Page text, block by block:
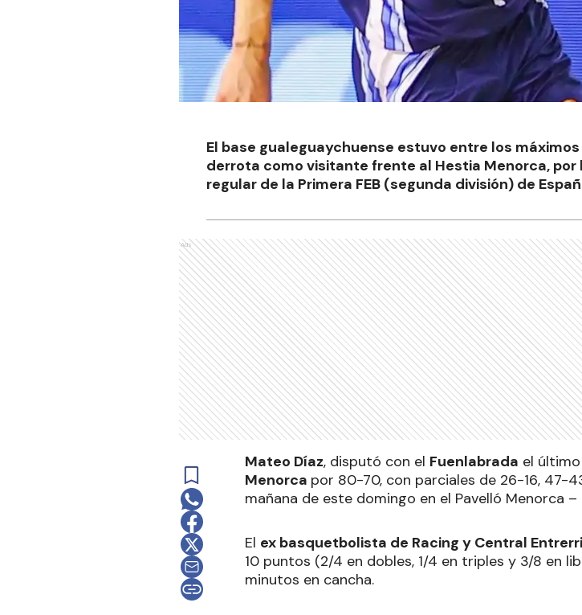
El base gualeguaychuense estuvo entre los
derrota como visitante frente al Hestia Menorca,
regular de la Primera FEB (segunda división) de
Ads
Mateo Díaz, disputó con el Fuenlabrada el
Menorca por 80-70, con parciales de 26-16, 47-
mañana de este domingo en el Pavelló Menorca –
El ex basquetbolista de Racing y Central
10 puntos (2/4 en dobles, 1/4 en triples y 3/8 en
minutos en cancha.